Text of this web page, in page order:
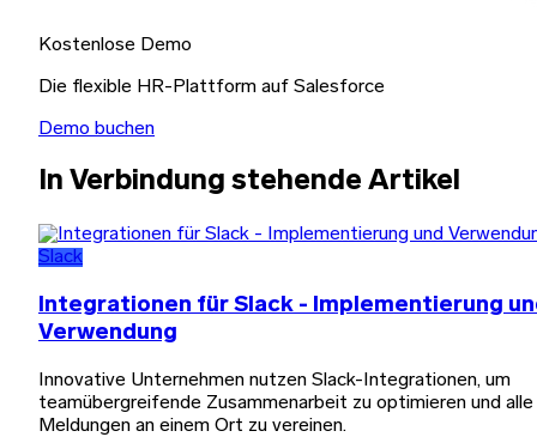
Kostenlose Demo
Die flexible HR-Plattform auf Salesforce
Demo buchen
In Verbindung stehende Artikel
Slack
Integrationen für Slack - Implementierung
Verwendung
Innovative Unternehmen nutzen Slack-Integrationen, um
teamübergreifende Zusammenarbeit zu optimieren und alle
Meldungen an einem Ort zu vereinen.